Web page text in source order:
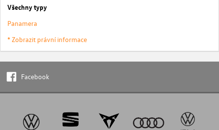
Všechny typy
Panamera
* Zobrazit právní informace
Facebook